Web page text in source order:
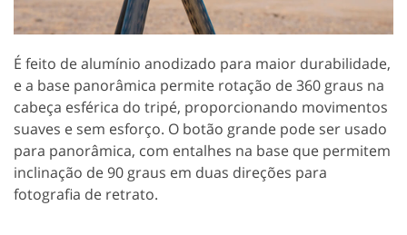
É feito de alumínio anodizado para maior durabilidade,
e a base panorâmica permite rotação de 360 graus na
cabeça esférica do tripé, proporcionando movimentos
suaves e sem esforço. O botão grande pode ser usado
para panorâmica, com entalhes na base que permitem
inclinação de 90 graus em duas direções para
fotografia de retrato.